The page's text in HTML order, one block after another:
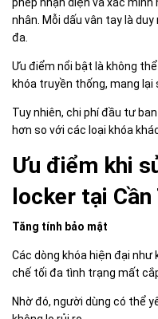
nhân. Mỗi dấu vân tay là
đa.
Ưu điểm nổi bật là không
khóa truyền thống, mang
Tuy nhiên, chi phí đầu tư
hơn so với các loại khóa
Ưu điểm khi
locker tại Cần
Tăng tính bảo mật
Các dòng khóa hiện đại như
chế tối đa tình trạng mất
Nhờ đó, người dùng có thể